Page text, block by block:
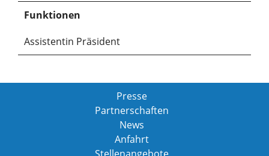
Funktionen
Assistentin Präsident
Presse
Partnerschaften
News
Anfahrt